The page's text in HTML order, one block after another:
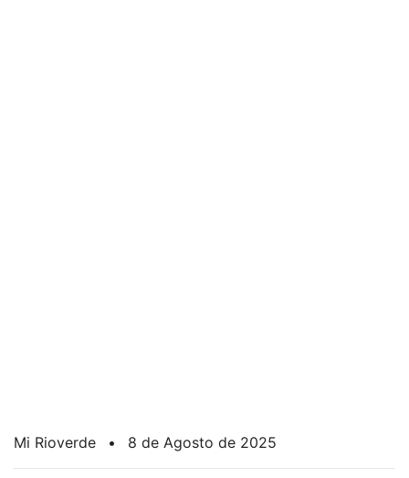
Mi Rioverde • 8 de Agosto de 2025